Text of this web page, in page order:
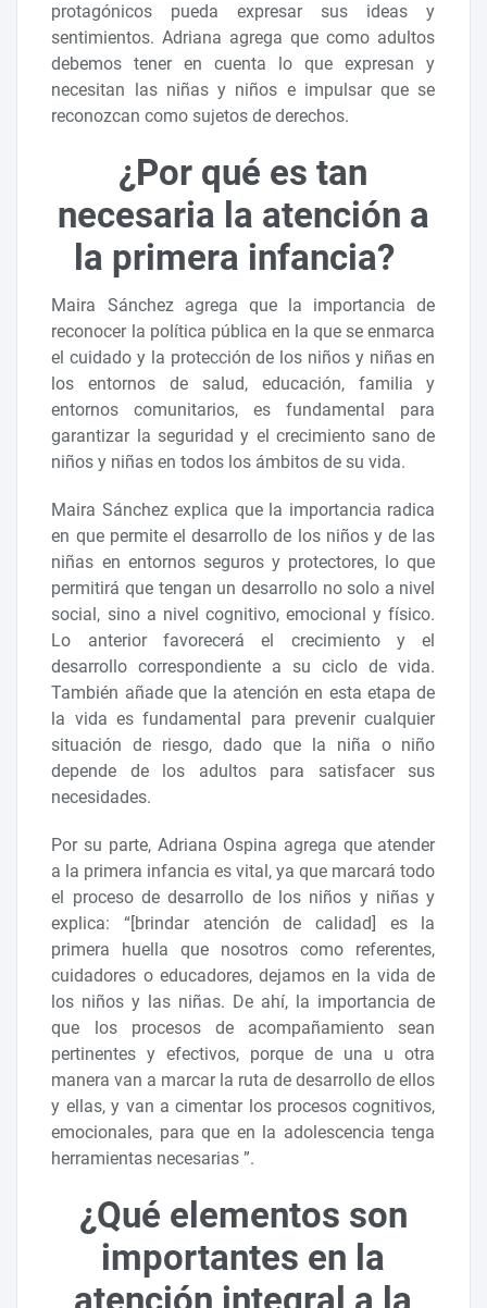
protagónicos pueda expresar sus ideas y
sentimientos. Adriana agrega que como adultos
debemos tener en cuenta lo que expresan y
necesitan las niñas y niños e impulsar que se
reconozcan como sujetos de derechos.
¿Por qué es tan
necesaria la atención a
la primera infancia?
Maira Sánchez agrega que la importancia de
reconocer la política pública en la que se enmarca
el cuidado y la protección de los niños y niñas en
los entornos de salud, educación, familia y
entornos comunitarios, es fundamental para
garantizar la seguridad y el crecimiento sano de
niños y niñas en todos los ámbitos de su vida.
Maira Sánchez explica que la importancia radica
en que permite el desarrollo de los niños y de las
niñas en entornos seguros y protectores, lo que
permitirá que tengan un desarrollo no solo a nivel
social, sino a nivel cognitivo, emocional y físico.
Lo anterior favorecerá el crecimiento y el
desarrollo correspondiente a su ciclo de vida.
También añade que la atención en esta etapa de
la vida es fundamental para prevenir cualquier
situación de riesgo, dado que la niña o niño
depende de los adultos para satisfacer sus
necesidades.
Por su parte, Adriana Ospina agrega que atender
a la primera infancia es vital, ya que marcará todo
el proceso de desarrollo de los niños y niñas y
explica: “[brindar atención de calidad] es la
primera huella que nosotros como referentes,
cuidadores o educadores, dejamos en la vida de
los niños y las niñas. De ahí, la importancia de
que los procesos de acompañamiento sean
pertinentes y efectivos, porque de una u otra
manera van a marcar la ruta de desarrollo de ellos
y ellas, y van a cimentar los procesos cognitivos,
emocionales, para que en la adolescencia tenga
herramientas necesarias ”.
¿Qué elementos son
importantes en la